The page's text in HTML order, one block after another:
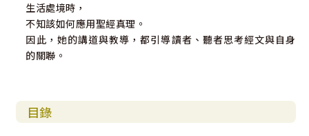
生活處境時，
不知該如何應用聖經真理。
因此，她的講道與教導，都引導讀者、聽者思考經文與自身
的關聯。
目錄